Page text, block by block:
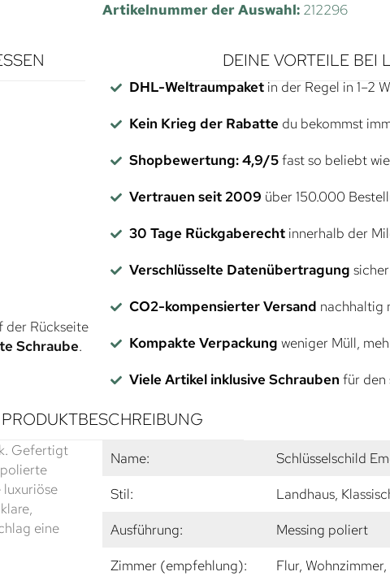
Artikelnummer der Auswahl: 212296
der Rückseite
Schraube.
DEINE VORTEILE BEI
DHL-Weltraumpaketin der Regel in 1–2
Kein Krieg der Rabatte du bekommst
Shopbewertung: 4,9/5fast so beliebt
Vertrauen seit 2009 über 150.000
30 Tage Rückgaberechtinnerhalb der
Verschlüsselte Datenübertragung
CO2-kompensierter Versand nachhaltig
Kompakte Verpackung weniger Müll,
Viele Artikel inklusive Schrauben für den
PRODUKTBESCHREIBUNG
Gefertigt
eine
Name:
Schlüsselschild
Stil:
Landhaus,
Ausführung:
Messing poliert
Zimmer (empfehlung):
Flur,